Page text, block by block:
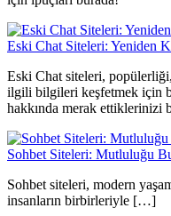
Eski Chat Siteleri: Yeniden
Eski Chat siteleri,
ilgili bilgileri keşfetmek için
hakkında merak ettiklerinizi
Sohbet Siteleri: Mutluluğu
Sohbet siteleri, modern
insanların birbirleriyle […]